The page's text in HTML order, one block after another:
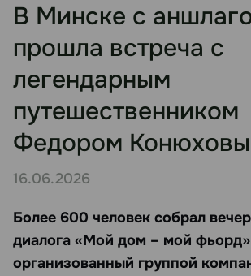
В Минске с
прошла встреча с
легендарным
путешественником
Федором
16.06.2026
Более 600 человек собрал
диалога «Мой дом – мой
организованный группой